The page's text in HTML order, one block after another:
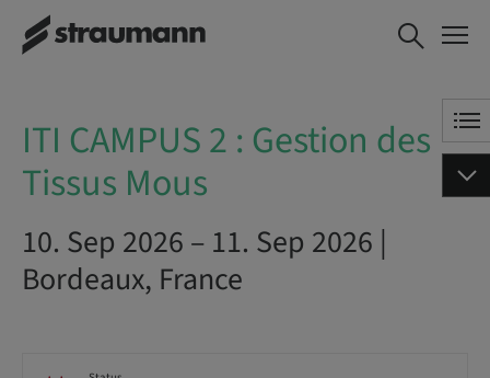
ITI CAMPUS 2 : Gestion des Tissus Mous
ITI CAMPUS 2 : Gestion des
Tissus Mous
10. Sep 2026 – 11. Sep 2026 |
Bordeaux, France